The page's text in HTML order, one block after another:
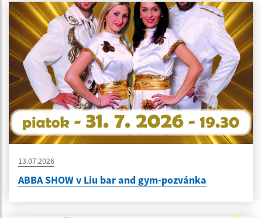
13.07.2026
ABBA SHOW v Liu bar and gym-pozvánka